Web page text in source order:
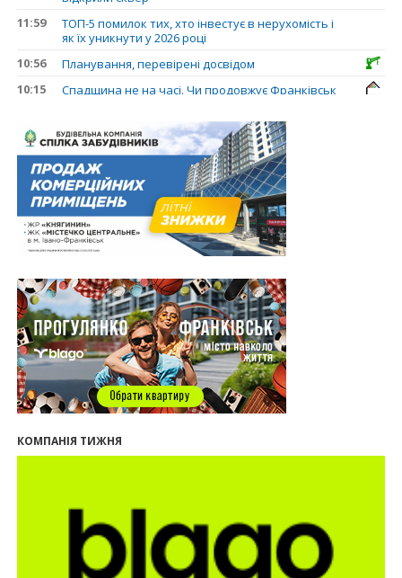
11:59
ТОП-5 помилок тих, хто інвестує в нерухомість і
як їх уникнути у 2026 році
10:56
Планування, перевірені досвідом
10:15
Спадщина не на часі. Чи продовжує Франківськ
31.07.2026
13:35
У Франківську анонсували новий житловий
масив «Надрічний»
30.07.2026
15:01
Ринок житла зміщується на захід: Франківськ —
серед лідерів за зростанням цін на новобудови
Панчишин про спадщину, забудову та
майбутнє міста
29.07.2026
13:31
Спадщина не на часі. Чи продовжує Франківськ
втрачати пам’ятки?
12:26
В Івано-Франківську розпочали будівництво
нового житлового масиву «Надрічний»
фахівців ринку нерухомості та девелоперів
для Івано-Франківська
Поліція затримала банду, яка привласнили
квартири у Києві та Франківську на понад 2,6
млн гривень
КОМПАНІЯ ТИЖНЯ